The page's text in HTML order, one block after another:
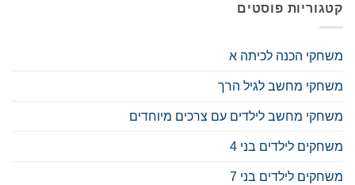
קטגוריות פוסטים
משחקי הכנה לכיתה א
משחקי מחשב לגיל הרך
משחקי מחשב לילדים עם צרכים מיוחדים
משחקים לילדים בני 4
משחקים לילדים בני 7